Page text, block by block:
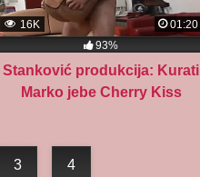
16K
01:20
93%
Stanković produkcija: Kurati
Marko jebe Cherry Kiss
3 4